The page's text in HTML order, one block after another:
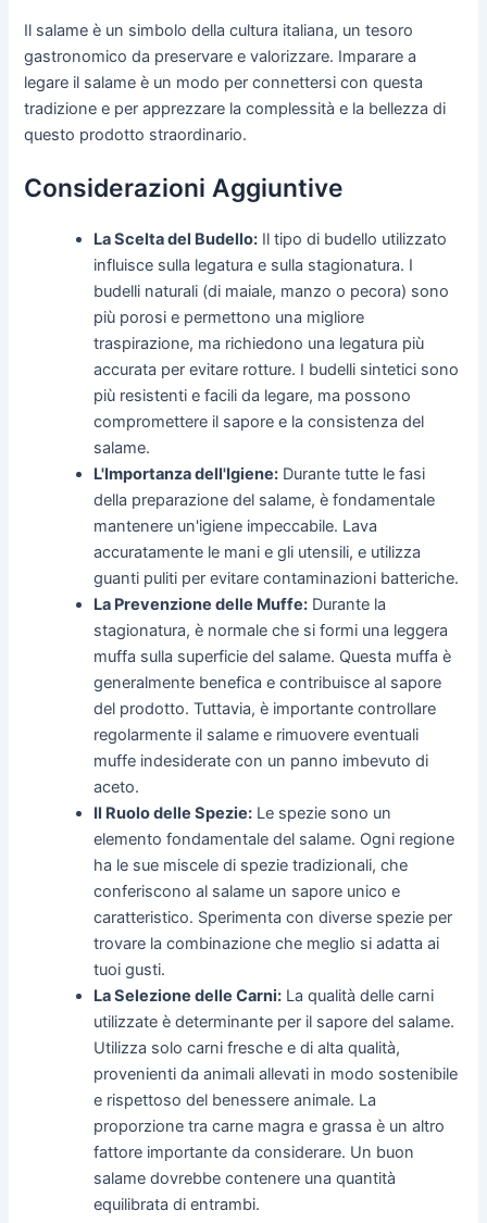
Il salame è un simbolo della cultura italiana, un tesoro
gastronomico da preservare e valorizzare. Imparare a
legare il salame è un modo per connettersi con questa
tradizione e per apprezzare la complessità e la bellezza di
questo prodotto straordinario.
Considerazioni Aggiuntive
La Scelta del Budello: Il tipo di budello utilizzato
influisce sulla legatura e sulla stagionatura. I
budelli naturali (di maiale, manzo o pecora) sono
più porosi e permettono una migliore
traspirazione, ma richiedono una legatura più
accurata per evitare rotture. I budelli sintetici sono
più resistenti e facili da legare, ma possono
compromettere il sapore e la consistenza del
salame.
L'Importanza dell'Igiene: Durante tutte le fasi
della preparazione del salame, è fondamentale
mantenere un'igiene impeccabile. Lava
accuratamente le mani e gli utensili, e utilizza
guanti puliti per evitare contaminazioni batteriche.
La Prevenzione delle Muffe: Durante la
stagionatura, è normale che si formi una leggera
muffa sulla superficie del salame. Questa muffa è
generalmente benefica e contribuisce al sapore
del prodotto. Tuttavia, è importante controllare
regolarmente il salame e rimuovere eventuali
muffe indesiderate con un panno imbevuto di
aceto.
Il Ruolo delle Spezie: Le spezie sono un
elemento fondamentale del salame. Ogni regione
ha le sue miscele di spezie tradizionali, che
conferiscono al salame un sapore unico e
caratteristico. Sperimenta con diverse spezie per
trovare la combinazione che meglio si adatta ai
tuoi gusti.
La Selezione delle Carni: La qualità delle carni
utilizzate è determinante per il sapore del salame.
Utilizza solo carni fresche e di alta qualità,
provenienti da animali allevati in modo sostenibile
e rispettoso del benessere animale. La
proporzione tra carne magra e grassa è un altro
fattore importante da considerare. Un buon
salame dovrebbe contenere una quantità
equilibrata di entrambi.